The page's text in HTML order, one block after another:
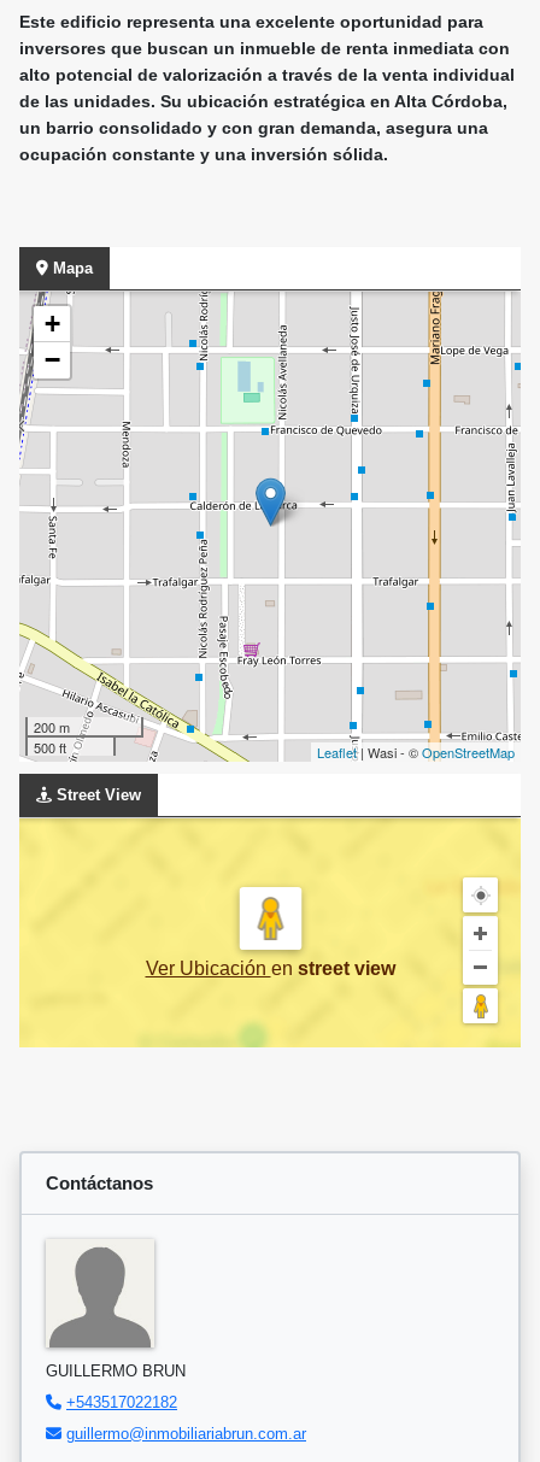
Este edificio representa una excelente oportunidad para
inversores que buscan un inmueble de renta inmediata con
alto potencial de valorización a través de la venta individual
de las unidades. Su ubicación estratégica en Alta Córdoba,
un barrio consolidado y con gran demanda, asegura una
ocupación constante y una inversión sólida.
Mapa
+
−
200 m
500 ft
Leaflet| Wasi - ©OpenStreetMap
Street View
Ver Ubicación en street view
Contáctanos
GUILLERMO BRUN
+543517022182
guillermo@inmobiliariabrun.com.ar